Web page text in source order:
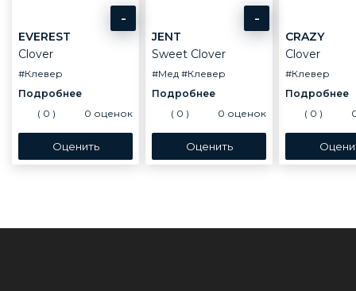
-
EVEREST
Clover
#Клевер
( 0 ) 0 оценок
-
JENT
Sweet Clover
#Мед #Клевер
( 0 ) 0 оценок
CRAZY
Clover
#Клевер
( 0 )